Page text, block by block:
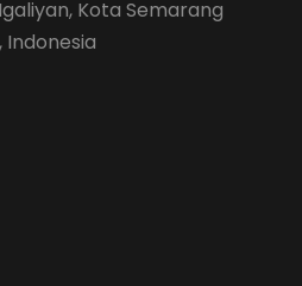
Kota Semarang
Indonesia